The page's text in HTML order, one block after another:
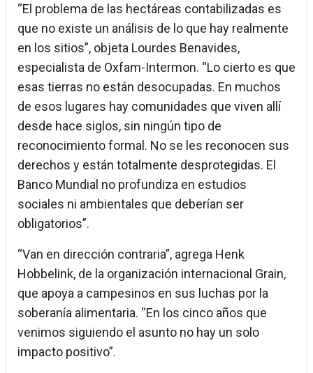
“El problema de las hectáreas contabilizadas es
que no existe un análisis de lo que hay realmente
en los sitios”, objeta Lourdes Benavides,
especialista de Oxfam-Intermon. “Lo cierto es que
esas tierras no están desocupadas. En muchos
de esos lugares hay comunidades que viven allí
desde hace siglos, sin ningún tipo de
reconocimiento formal. No se les reconocen sus
derechos y están totalmente desprotegidas. El
Banco Mundial no profundiza en estudios
sociales ni ambientales que deberían ser
obligatorios”.
“Van en dirección contraria”, agrega Henk
Hobbelink, de la organización internacional Grain,
que apoya a campesinos en sus luchas por la
soberanía alimentaria. “En los cinco años que
venimos siguiendo el asunto no hay un solo
impacto positivo”.